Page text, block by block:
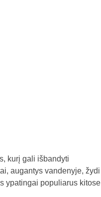
kurį gali išbandyti
augantys vandenyje, žydi
ypatingai populiarus kitose